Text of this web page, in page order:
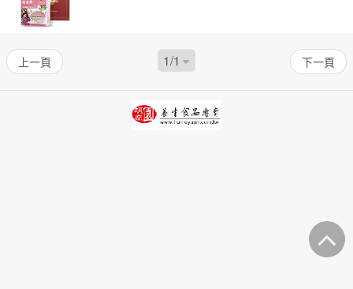
上一頁 下一頁